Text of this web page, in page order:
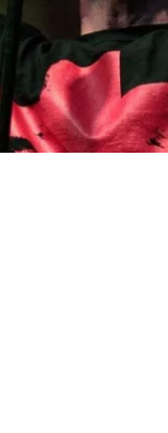
відбувся
Трубєцкой»
та
режимом.